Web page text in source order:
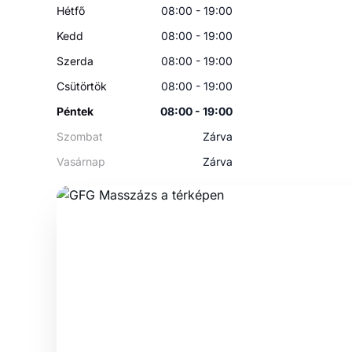
Hétfő
08:00 - 19:00
Kedd
08:00 - 19:00
Szerda
08:00 - 19:00
Csütörtök
08:00 - 19:00
Péntek
08:00 - 19:00
Szombat
Zárva
Vasárnap
Zárva